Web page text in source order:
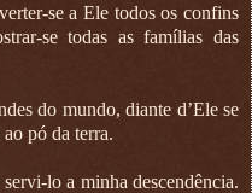
se a Ele todos os confins
se todas as famílias das
do mundo, diante d’Ele se
pó da terra.
lo a minha descendência.